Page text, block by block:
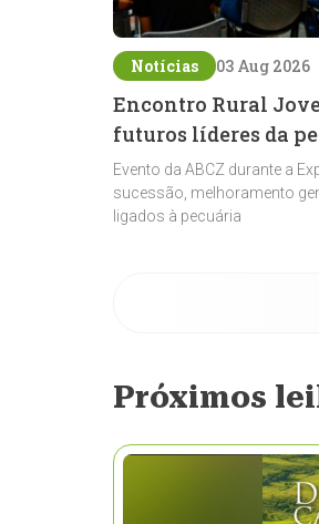
Notícias 03 Aug 2026
Encontro Rural
futuros líderes da
Evento da ABCZ durante a
sucessão, melhoramento
ligados à pecuária
Próximos